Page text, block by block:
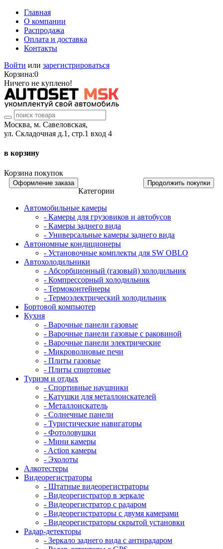
Главная
О компании
Распродажа
Оплата и доставка
Контакты
Войти или зарегистрироваться
Корзина:0
Ничего не куплено!
Москва, м. Савеловская,
ул. Складочная д.1, стр.1 вход 4
в корзину
Корзина покупок
Оформление заказа Продолжить покупки
Категории
Автомобильные камеры
- Камеры для грузовиков и автобусов
- Камеры заднего вида
- Универсальные камеры заднего вида
Автономные кондиционеры
- Установочные комплекты для SW OBLO
Автохолодильники
- Абсорбционный (газовый) холодильник
- Компрессорный холодильник
- Термоконтейнеры
- Термоэлектрический холодильник
Бортовой компьютер
Кухня
- Варочные панели газовые
- Варочные панели газовые с раковиной
- Варочные панели электрические
- Микроволновые печи
- Плиты газовые
- Плиты спиртовые
Туризм и отдых
- Cпортивные наушники
- Катушки для металлоискателей
- Металлоискатель
- Солнечные панели
- Туристические навигаторы
- Фотоловушки
- Мини камеры
- Action камеры
- Эхолоты
Алкотестеры
Видеорегистраторы
- Штатные видеорегистраторы
- Видеорегистратор в зеркале
- Видеорегистратор с радаром
- Видеорегистраторы с двумя камерами
- Видеорегистраторы скрытой установки
Радар-детекторы
- Зеркало заднего вида с антирадаром